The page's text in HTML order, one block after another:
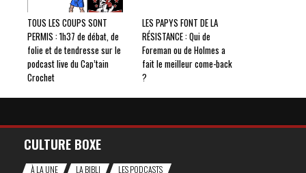
TOUS LES COUPS SONT
PERMIS : 1h37 de débat, de
folie et de tendresse sur le
podcast live du Cap’tain
Crochet
LES PAPYS FONT DE LA
RÉSISTANCE : Qui de
Foreman ou de Holmes a
fait le meilleur come-back
?
CULTURE BOXE
À LA UNE LA BIBLI
LES PODCASTS